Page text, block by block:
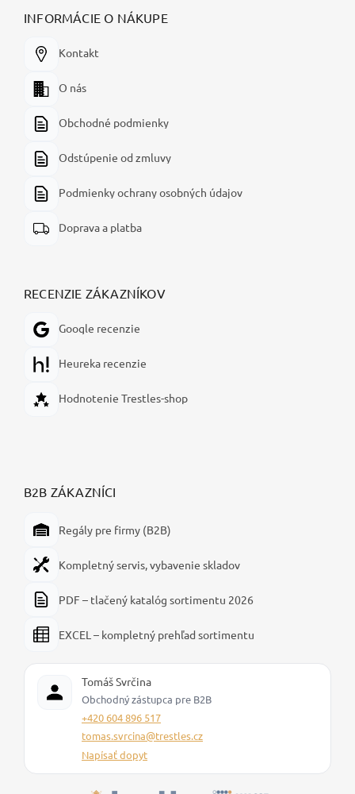
INFORMÁCIE O NÁKUPE
Kontakt
O nás
Obchodné podmienky
Odstúpenie od zmluvy
Podmienky ochrany osobných údajov
Doprava a platba
RECENZIE ZÁKAZNÍKOV
Google recenzie
Heureka recenzie
Hodnotenie Trestles-shop
B2B ZÁKAZNÍCI
Regály pre firmy (B2B)
Kompletný servis, vybavenie skladov
PDF – tlačený katalóg sortimentu 2026
EXCEL – kompletný prehľad sortimentu
Tomáš Svrčina
Obchodný zástupca pre B2B
+420 604 896 517
tomas.svrcina@trestles.cz
Napísať dopyt